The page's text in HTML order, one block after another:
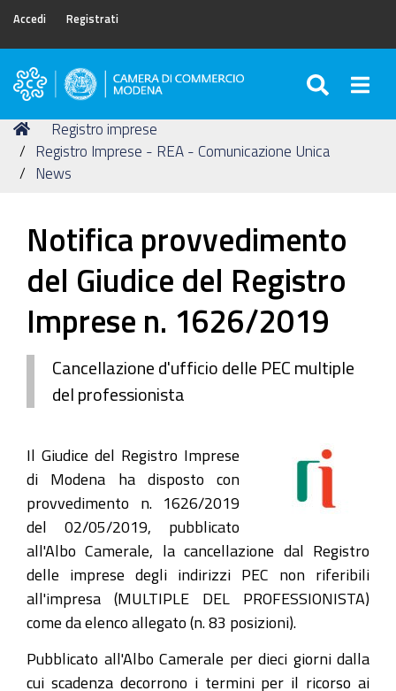
Accedi Registrati
Camera
Commercio
di
Modena
Tu
sei
qui:
Home
Registro imprese
Registro Imprese - REA - Comunicazione Unica
News
Notifica provvedimento
del Giudice del Registro
Imprese n. 1626/2019
Cancellazione d'ufficio delle PEC multiple
del professionista
Il Giudice del Registro Imprese
di Modena ha disposto con
provvedimento n. 1626/2019
del 02/05/2019, pubblicato
all'Albo Camerale, la cancellazione dal Registro
delle imprese degli indirizzi PEC non riferibili
all'impresa (MULTIPLE DEL PROFESSIONISTA)
come da elenco allegato (n. 83 posizioni).
Pubblicato all'Albo Camerale per dieci giorni dalla
cui scadenza decorrono i termini per il ricorso ai